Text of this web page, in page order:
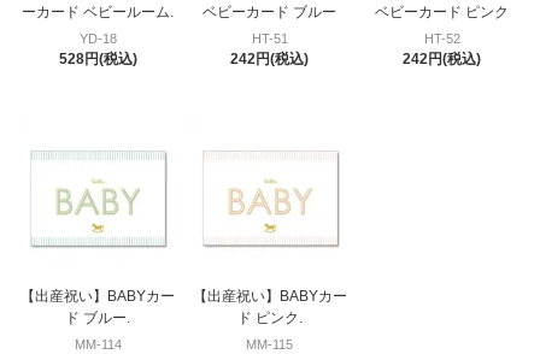
ーカード ベビールーム.
YD-18
528円(税込)
ベビーカード ブルー
HT-51
242円(税込)
ベビーカード ピンク
HT-52
242円(税込)
【出産祝い】BABYカー
ド ブルー.
MM-114
【出産祝い】BABYカー
ド ピンク.
MM-115